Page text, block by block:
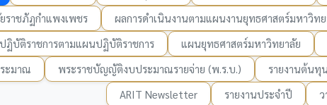
ราชภัฏกำแพงเพชร
ผลการดำเนินงานตามแผนงานยุทธศาสตร์มหาวิ
ฏิบัติราชการตามแผนปฏิบัติราชการ
แผนยุทธศาสตร์มหาวิทยาลัย
ะมาณ
พระราชบัญญัติงบประมาณรายจ่าย (พ.ร.บ.) รายงานต้นทุ
ARIT Newsletter
รายงานประจำปี